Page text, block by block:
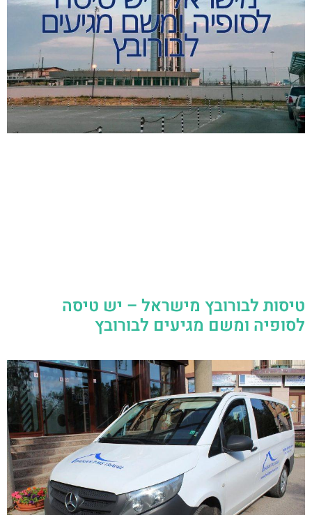
טיסות לבורובץ מישראל – יש טיסה
לסופיה ומשם מגיעים לבורובץ